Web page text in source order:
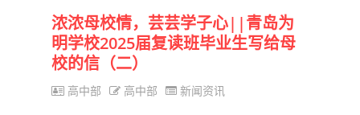
浓浓母校情，芸芸学子心||青岛为
明学校2025届复读班毕业生写给母
校的信（二）
高中部 高中部 新闻资讯